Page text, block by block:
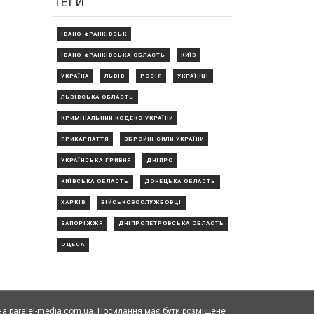
ІВАНО-ФРАНКІВСЬК
ІВАНО-ФРАНКІВСЬКА ОБЛАСТЬ КИЇВ
УКРАЇНА ЛЬВІВ РОСІЯ УКРАЇНЦІ
ЛЬВІВСЬКА ОБЛАСТЬ
КРИМІНАЛЬНИЙ КОДЕКС УКРАЇНИ
ПРИКАРПАТТЯ ЗБРОЙНІ СИЛИ УКРАЇНИ
УКРАЇНСЬКА ГРИВНЯ ДНІПРО
КИЇВСЬКА ОБЛАСТЬ ДОНЕЦЬКА ОБЛАСТЬ
ХАРКІВ ВІЙСЬКОВОСЛУЖБОВЦІ
ЗАПОРІЖЖЯ ДНІПРОПЕТРОВСЬКА ОБЛАСТЬ
ОДЕСА
paralel-media.com.ua. Посилання має бути розміщене